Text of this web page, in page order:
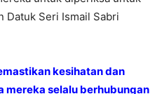
Datuk Seri Ismail Sabri
kesihatan dan
mereka selalu berhubungan